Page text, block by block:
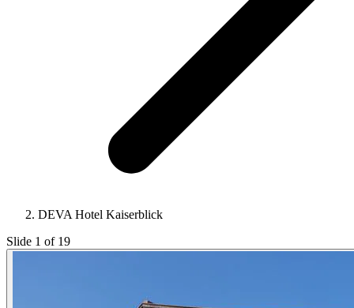
DEVA Hotel Kaiserblick
Slide 1 of 19